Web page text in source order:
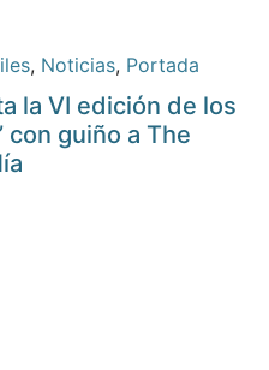
, Noticias, Portada
la VI edición de los
con guiño a The